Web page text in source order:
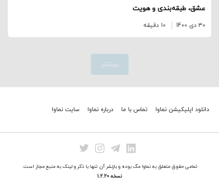
عشق، طبقه‌بندی و هویت
30 دی 1400 10 دقیقه
بیشتر
دانلود اپلیکیشن نماوا تماس با ما درباره نماوا سایت نماوا
تمامی حقوق متعلق به نماوا مگ بوده و بازنشر آن تنها با ذکر و لینک به منبع مجاز است.
نسخه 1.2.20